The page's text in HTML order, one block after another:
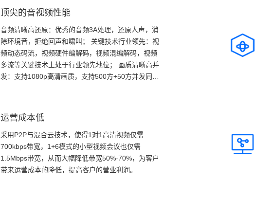
顶尖的音视频性能
音频清晰高还原：优秀的音频3A处理，还原人声，消
除环境音，拒绝回声和啸叫； 关键技术行业领先：视
频动态码流，视频硬件编解码，视频混编解码，视频
多流等关键技术上处于行业领先地位； 画质清晰高并
发：支持1080p高清画质，支持500方+50方并发同时
运营成本低
采用P2P与混合云技术，使得1对1高清视频仅需
700kbps带宽，1+6模式的小型视频会议也仅需
1.5Mbps带宽，从而大幅降低带宽50%-70%，为客户
带来运营成本的降低，提高客户的营业利润。